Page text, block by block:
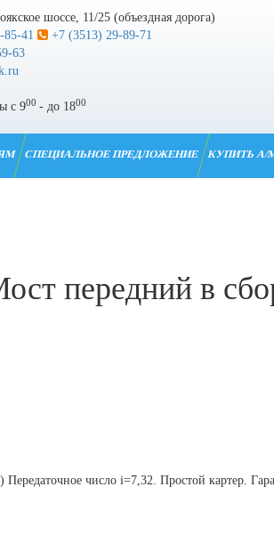
шоссе, 11/25 (объездная дорога)
85-41
+7 (3513) 29-89-71
63
с 900 - до 1800
СПЕЦИАЛЬНОЕ ПРЕДЛОЖЕНИЕ КУПИТЬ А/
передний в
число i=7,32. Простой картер.